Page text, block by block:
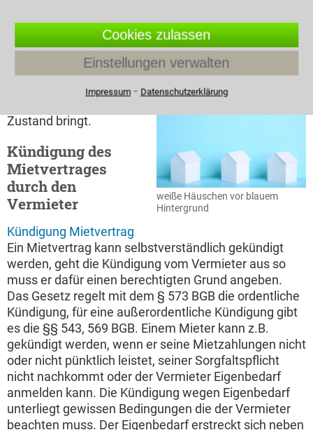
beseitigen und sich die entstanden Kosten vom
Vermieter zurückholen oder diesen auf
Schadensbehebung verklagen. Ein Anwalt oder eine
Anwältin für Mietrecht kann kompetent beraten
welcher Weg am schnellsten und zuverlässigsten die
Zustand bringt.
weiße Häuschen vor blauem
Hintergrund
Kündigung des
Mietvertrages
durch den
Vermieter
Kündigung Mietvertrag
Ein Mietvertrag kann selbstverständlich gekündigt
werden, geht die Kündigung vom Vermieter aus so
muss er dafür einen berechtigten Grund angeben.
Das Gesetz regelt mit dem § 573 BGB die ordentliche
Kündigung, für eine außerordentliche Kündigung gibt
es die §§ 543, 569 BGB. Einem Mieter kann z.B.
gekündigt werden, wenn er seine Mietzahlungen nicht
oder nicht pünktlich leistet, seiner Sorgfaltspflicht
nicht nachkommt oder der Vermieter Eigenbedarf
anmelden kann. Die Kündigung wegen Eigenbedarf
unterliegt gewissen Bedingungen die der Vermieter
beachten muss. Der Eigenbedarf erstreckt sich neben
Cookies zulassen
Einstellungen verwalten
Impressum⁃ Datenschutzerklärung